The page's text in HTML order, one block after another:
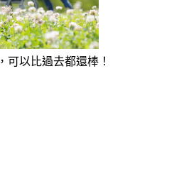
可以比過去都還棒！